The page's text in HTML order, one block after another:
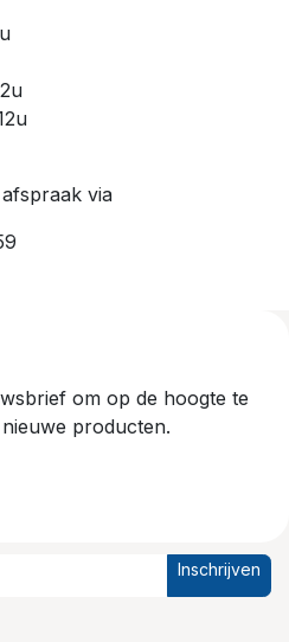
via
om op de hoogte te
producten.
Inschrijven